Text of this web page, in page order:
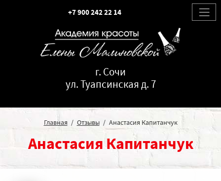
г. Сочи
ул. Туапсинская д. 7
+7 900 242 22 14
Главная Отзывы Анастасия Капитанчук
Анастасия Капитанчук